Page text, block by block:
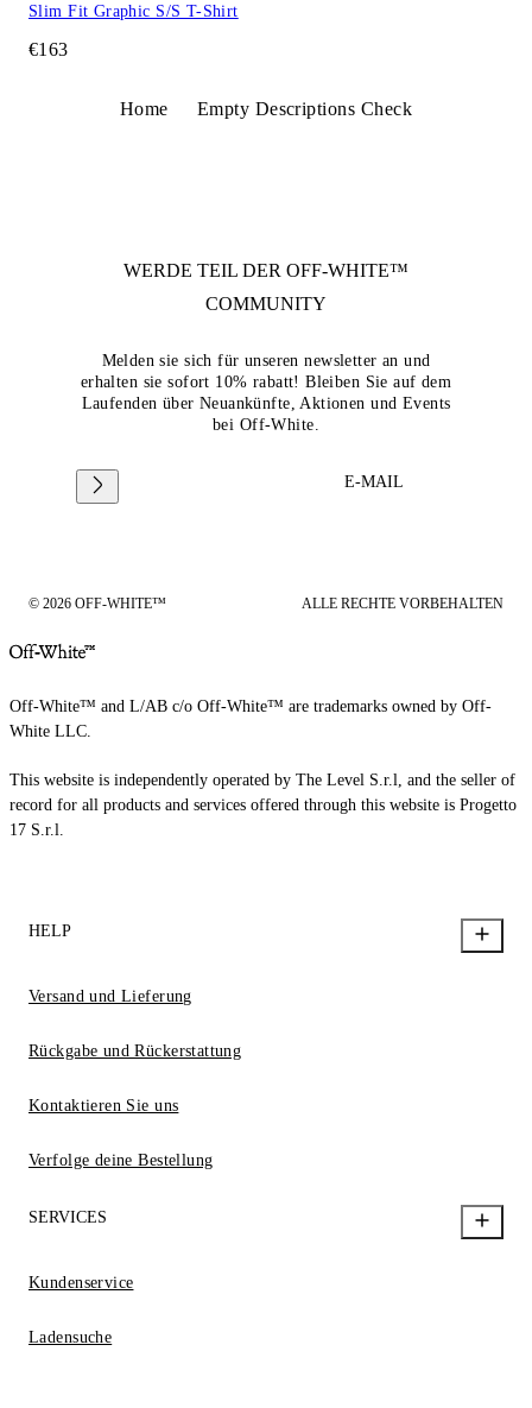
Slim Fit Graphic S/S T-Shirt
€163
Home Empty Descriptions Check
WERDE TEIL DER OFF-WHITE™
COMMUNITY
Melden sie sich für unseren newsletter an und
erhalten sie sofort 10% rabatt! Bleiben Sie auf dem
Laufenden über Neuankünfte, Aktionen und Events
bei Off-White.
E-MAIL
© 2026 OFF-WHITE™ ALLE RECHTE VORBEHALTEN
Off-White™ and L/AB c/o Off-White™ are trademarks owned by Off-
White LLC.
This website is independently operated by The Level S.r.l, and the seller of
record for all products and services offered through this website is Progetto
17 S.r.l.
HELP
Versand und Lieferung
Rückgabe und Rückerstattung
Kontaktieren Sie uns
Verfolge deine Bestellung
SERVICES
Kundenservice
Ladensuche